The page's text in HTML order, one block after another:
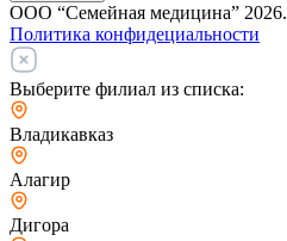
ООО “Семейная медицина” 2026.
Политика конфидециальности
Выберите филиал из списка:
Владикавказ
Алагир
Дигора